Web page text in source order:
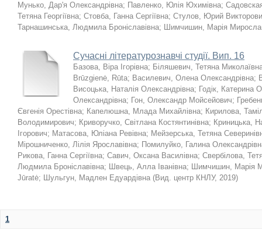
Мунько, Дар'я Олександрівна; Павленко, Юлія Юхимівна;
Тетяна Георгіївна; Стовба, Ганна Сергіївна; Стулов, Юрий
Тарнашинська, Людмила Броніславівна; Шимчишин, Марія
Сучасні літературознавчі студії. Вип. 16
Базова, Віра Ігорівна; Біляшевич, Тетяна
Brūzgienė, Rūta; Василевич, Олена Олександрівна;
Висоцька, Наталія Олександрівна; Годік, Катерина
Олександрівна; Гон, Олександр Мойсейович;
Євгенія Орестівна; Капелюшна, Млада Михайлівна; Кирилова,
Володимирович; Криворучко, Світлана Костянтинівна; Криницька,
Ігорович; Матасова, Юліана Ревівна; Мейзерська, Тетяна
Мірошниченко, Лілія Ярославівна; Помилуйко, Галина
Рикова, Ганна Сергіївна; Савич, Оксана Василівна; Свербілова,
Людмила Броніславівна; Швець, Алла Іванівна; Шимчишин, Марія
Jūratė; Шульгун, Мадлен Едуардівна (Вид. центр КНЛУ, 2019)
1